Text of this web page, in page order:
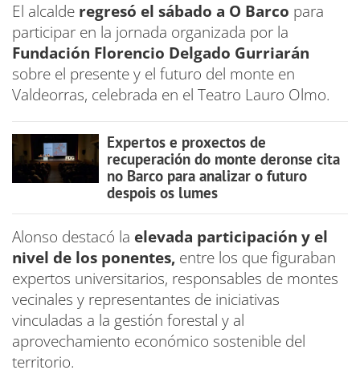
El alcalde regresó el sábado a O Barco para
participar en la jornada organizada por la
Fundación Florencio Delgado Gurriarán
sobre el presente y el futuro del monte en
Valdeorras, celebrada en el Teatro Lauro Olmo.
Expertos e proxectos de
recuperación do monte deronse cita
no Barco para analizar o futuro
despois os lumes
Alonso destacó la elevada participación y el
nivel de los ponentes, entre los que figuraban
expertos universitarios, responsables de montes
vecinales y representantes de iniciativas
vinculadas a la gestión forestal y al
aprovechamiento económico sostenible del
territorio.